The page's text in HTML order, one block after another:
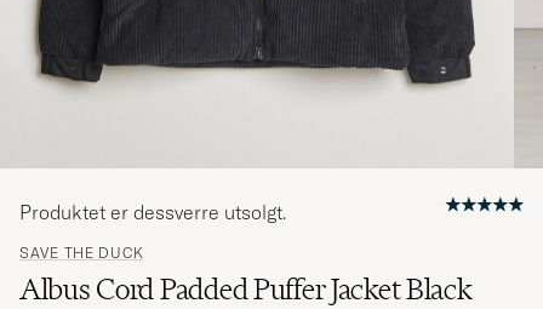
SAVE THE DUCK
Albus Cord Padded Puffer Jacket Black
Produktet er dessverre utsolgt.